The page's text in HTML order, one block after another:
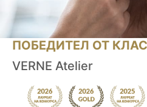
ПОБЕДИТЕЛ ОТ
VERNE Atelier